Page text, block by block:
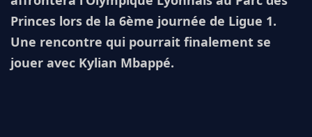
Princes lors de la 6ème journée de Ligue 1.
Une rencontre qui pourrait finalement se
jouer avec Kylian Mbappé.